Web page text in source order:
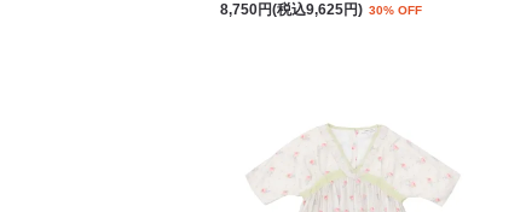
8,750円(税込9,625円) 30% OFF